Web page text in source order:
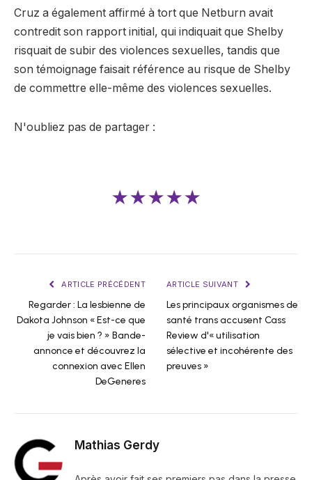
Cruz a également affirmé à tort que Netburn avait
contredit son rapport initial, qui indiquait que Shelby
risquait de subir des violences sexuelles, tandis que
son témoignage faisait référence au risque de Shelby
de commettre elle-même des violences sexuelles.
N'oubliez pas de partager :
★★★★★
ARTICLE PRÉCÉDENT
Regarder : La lesbienne de
Dakota Johnson « Est-ce que
je vais bien ? » Bande-
annonce et découvrez la
connexion avec Ellen
DeGeneres
ARTICLE SUIVANT
Les principaux organismes de
santé trans accusent Cass
Review d'« utilisation
sélective et incohérente des
preuves »
Mathias Gerdy